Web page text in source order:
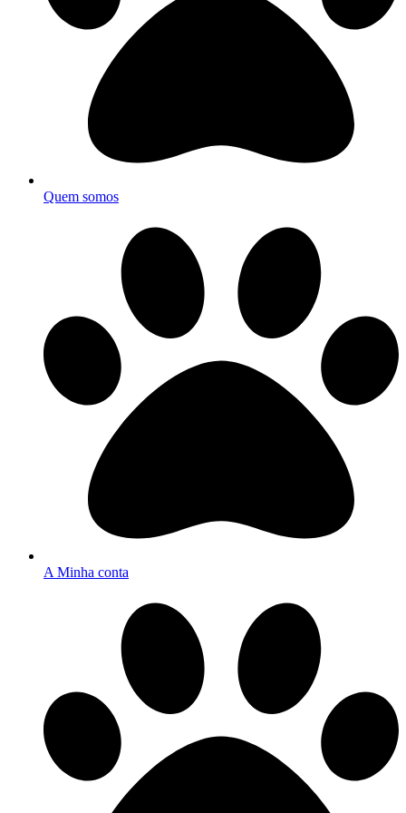
Quem somos
A Minha conta